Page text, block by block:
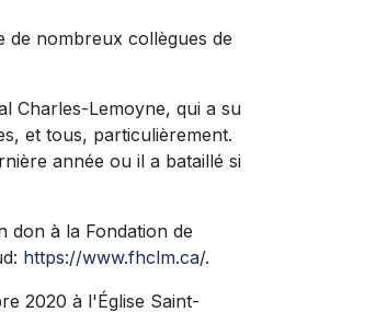
de nombreux collègues de
Charles-Lemoyne, qui a su
et tous, particulièrement.
année ou il a bataillé si
don à la Fondation de
https://www.fhclm.ca/.
2020 à l'Église Saint-